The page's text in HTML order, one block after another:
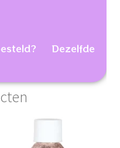
Dezelfde